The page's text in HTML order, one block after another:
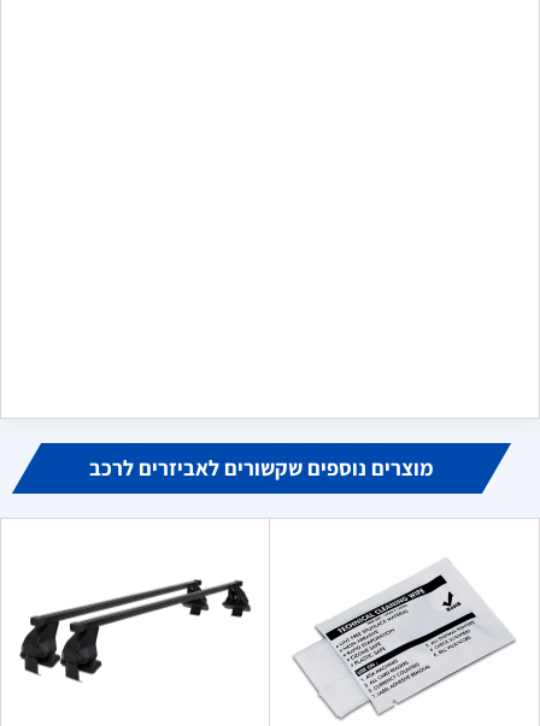
מוצרים נוספים שקשורים לאביזרים לרכב